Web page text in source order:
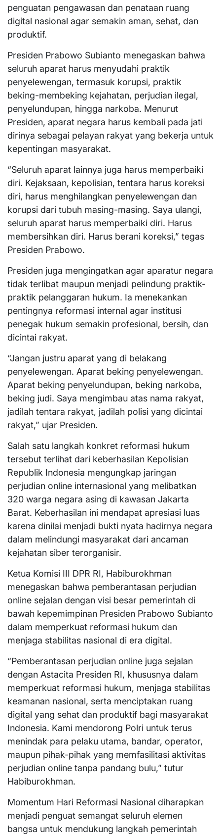
penguatan pengawasan dan penataan ruang
digital nasional agar semakin aman, sehat, dan
produktif.
Presiden Prabowo Subianto menegaskan bahwa
seluruh aparat harus menyudahi praktik
penyelewengan, termasuk korupsi, praktik
beking-membeking kejahatan, perjudian ilegal,
penyelundupan, hingga narkoba. Menurut
Presiden, aparat negara harus kembali pada jati
dirinya sebagai pelayan rakyat yang bekerja untuk
kepentingan masyarakat.
“Seluruh aparat lainnya juga harus memperbaiki
diri. Kejaksaan, kepolisian, tentara harus koreksi
diri, harus menghilangkan penyelewengan dan
korupsi dari tubuh masing-masing. Saya ulangi,
seluruh aparat harus memperbaiki diri. Harus
membersihkan diri. Harus berani koreksi,” tegas
Presiden Prabowo.
Presiden juga mengingatkan agar aparatur negara
tidak terlibat maupun menjadi pelindung praktik-
praktik pelanggaran hukum. Ia menekankan
pentingnya reformasi internal agar institusi
penegak hukum semakin profesional, bersih, dan
dicintai rakyat.
“Jangan justru aparat yang di belakang
penyelewengan. Aparat beking penyelewengan.
Aparat beking penyelundupan, beking narkoba,
beking judi. Saya mengimbau atas nama rakyat,
jadilah tentara rakyat, jadilah polisi yang dicintai
rakyat,” ujar Presiden.
Salah satu langkah konkret reformasi hukum
tersebut terlihat dari keberhasilan Kepolisian
Republik Indonesia mengungkap jaringan
perjudian online internasional yang melibatkan
320 warga negara asing di kawasan Jakarta
Barat. Keberhasilan ini mendapat apresiasi luas
karena dinilai menjadi bukti nyata hadirnya negara
dalam melindungi masyarakat dari ancaman
kejahatan siber terorganisir.
Ketua Komisi III DPR RI, Habiburokhman
menegaskan bahwa pemberantasan perjudian
online sejalan dengan visi besar pemerintah di
bawah kepemimpinan Presiden Prabowo Subianto
dalam memperkuat reformasi hukum dan
menjaga stabilitas nasional di era digital.
“Pemberantasan perjudian online juga sejalan
dengan Astacita Presiden RI, khususnya dalam
memperkuat reformasi hukum, menjaga stabilitas
keamanan nasional, serta menciptakan ruang
digital yang sehat dan produktif bagi masyarakat
Indonesia. Kami mendorong Polri untuk terus
menindak para pelaku utama, bandar, operator,
maupun pihak-pihak yang memfasilitasi aktivitas
perjudian online tanpa pandang bulu,” tutur
Habiburokhman.
Momentum Hari Reformasi Nasional diharapkan
menjadi penguat semangat seluruh elemen
bangsa untuk mendukung langkah pemerintah